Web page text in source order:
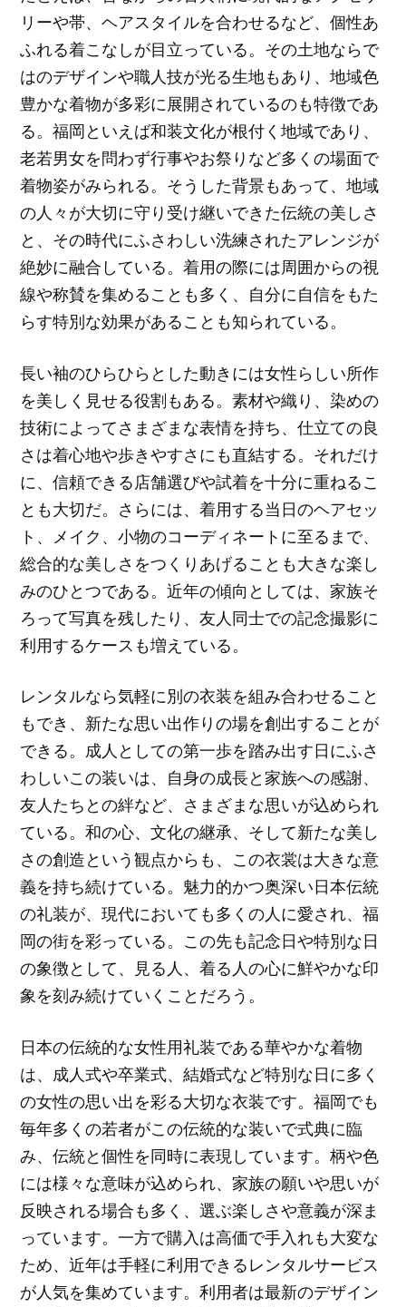
リーや帯、ヘアスタイルを合わせるなど、個性あ
ふれる着こなしが目立っている。その土地ならで
はのデザインや職人技が光る生地もあり、地域色
豊かな着物が多彩に展開されているのも特徴であ
る。福岡といえば和装文化が根付く地域であり、
老若男女を問わず行事やお祭りなど多くの場面で
着物姿がみられる。そうした背景もあって、地域
の人々が大切に守り受け継いできた伝統の美しさ
と、その時代にふさわしい洗練されたアレンジが
絶妙に融合している。着用の際には周囲からの視
線や称賛を集めることも多く、自分に自信をもた
らす特別な効果があることも知られている。
長い袖のひらひらとした動きには女性らしい所作
を美しく見せる役割もある。素材や織り、染めの
技術によってさまざまな表情を持ち、仕立ての良
さは着心地や歩きやすさにも直結する。それだけ
に、信頼できる店舗選びや試着を十分に重ねるこ
とも大切だ。さらには、着用する当日のヘアセッ
ト、メイク、小物のコーディネートに至るまで、
総合的な美しさをつくりあげることも大きな楽し
みのひとつである。近年の傾向としては、家族そ
ろって写真を残したり、友人同士での記念撮影に
利用するケースも増えている。
レンタルなら気軽に別の衣装を組み合わせること
もでき、新たな思い出作りの場を創出することが
できる。成人としての第一歩を踏み出す日にふさ
わしいこの装いは、自身の成長と家族への感謝、
友人たちとの絆など、さまざまな思いが込められ
ている。和の心、文化の継承、そして新たな美し
さの創造という観点からも、この衣裳は大きな意
義を持ち続けている。魅力的かつ奥深い日本伝統
の礼装が、現代においても多くの人に愛され、福
岡の街を彩っている。この先も記念日や特別な日
の象徴として、見る人、着る人の心に鮮やかな印
象を刻み続けていくことだろう。
日本の伝統的な女性用礼装である華やかな着物
は、成人式や卒業式、結婚式など特別な日に多く
の女性の思い出を彩る大切な衣装です。福岡でも
毎年多くの若者がこの伝統的な装いで式典に臨
み、伝統と個性を同時に表現しています。柄や色
には様々な意味が込められ、家族の願いや思いが
反映される場合も多く、選ぶ楽しさや意義が深ま
っています。一方で購入は高価で手入れも大変な
ため、近年は手軽に利用できるレンタルサービス
が人気を集めています。利用者は最新のデザイン